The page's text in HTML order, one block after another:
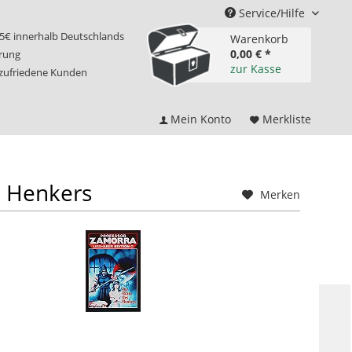
Service/Hilfe
innerhalb Deutschlands
Kunden
Warenkorb
0,00 € *
zur Kasse
Mein Konto Merkliste
Merken